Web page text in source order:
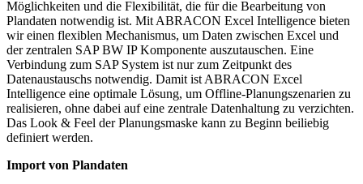
Möglichkeiten und die Flexibilität, die für die Bearbeitung von
Plandaten notwendig ist. Mit ABRACON Excel Intelligence bieten
wir einen flexiblen Mechanismus, um Daten zwischen Excel und
der zentralen SAP BW IP Komponente auszutauschen. Eine
Verbindung zum SAP System ist nur zum Zeitpunkt des
Datenaustauschs notwendig. Damit ist ABRACON Excel
Intelligence eine optimale Lösung, um Offline-Planungszenarien zu
realisieren, ohne dabei auf eine zentrale Datenhaltung zu verzichten.
Das Look & Feel der Planungsmaske kann zu Beginn beiliebig
definiert werden.
Import von Plandaten